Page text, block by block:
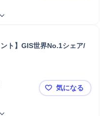
ト】GIS世界No.1シェア/
【電力業界
気になる